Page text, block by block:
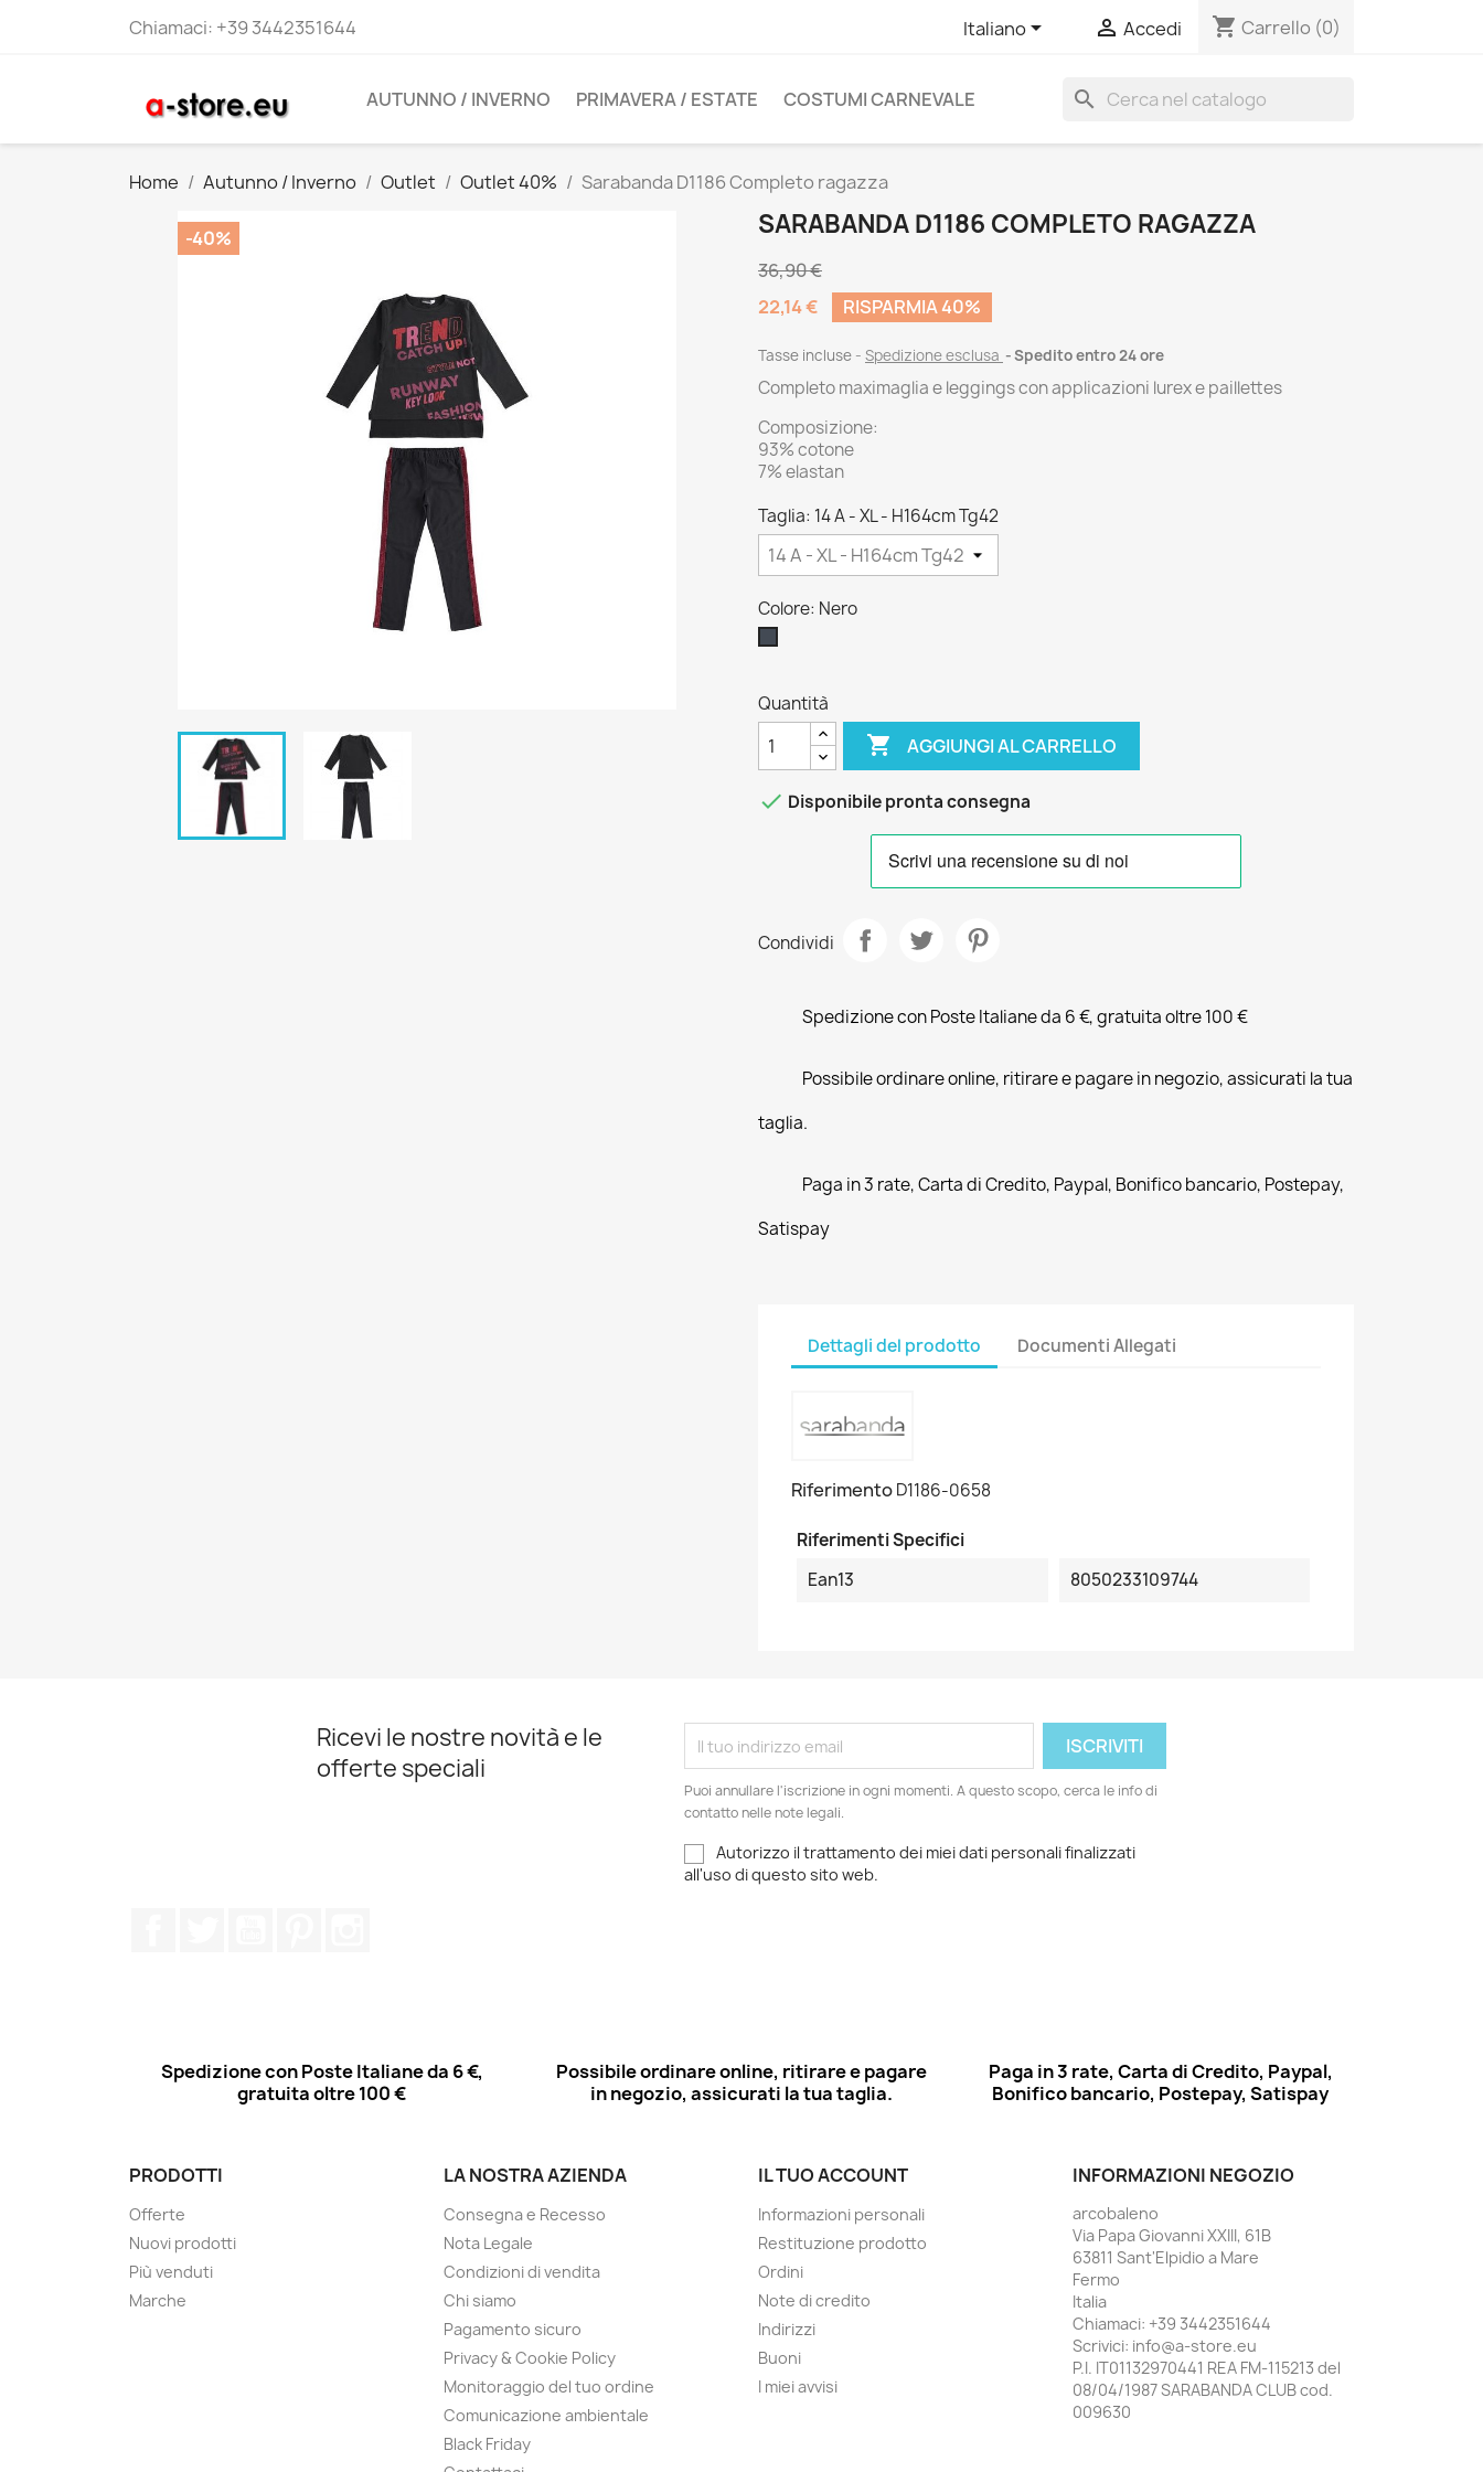
Chiamaci: +39 3442351644 Italiano  Accedi shopping_cart Carrello (0)
AUTUNNO / INVERNO PRIMAVERA / ESTATE COSTUMI CARNEVALE search
Home Autunno / Inverno Outlet Outlet 40% Sarabanda D1186 Completo ragazza
-40% SARABANDA D1186 COMPLETO RAGAZZA
36,90 €
22,14 €
RISPARMIA 40%
Tasse incluse Spedizione esclusa Spedito entro 24 ore
Completo maximaglia e leggings con applicazioni lurex e paillettes
Composizione:
93% cotone
7% elastan
Taglia: 14 A - XL - H164cm Tg42
Colore: Nero
Quantità
 AGGIUNGI AL CARRELLO
 Disponibile pronta consegna
Condividi
Spedizione con Poste Italiane da 6 €, gratuita oltre 100 €
Possibile ordinare online, ritirare e pagare in negozio, assicurati la tua
taglia.
Paga in 3 rate, Carta di Credito, Paypal, Bonifico bancario, Postepay,
Satispay
Dettagli del prodotto Documenti Allegati
RiferimentoD1186-0658
Riferimenti Specifici
Ean13
8050233109744
Ricevi le nostre novità e le
offerte speciali
Puoi annullare l'iscrizione in ogni momenti. A questo scopo, cerca le info di
contatto nelle note legali.
Autorizzo il trattamento dei miei dati personali finalizzati
all'uso di questo sito web.
Spedizione con Poste Italiane da 6 €,
gratuita oltre 100 €
Possibile ordinare online, ritirare e pagare
in negozio, assicurati la tua taglia.
Paga in 3 rate, Carta di Credito, Paypal,
Bonifico bancario, Postepay, Satispay
PRODOTTI
Offerte
Nuovi prodotti
Più venduti
Marche
LA NOSTRA AZIENDA
Consegna e Recesso
Nota Legale
Condizioni di vendita
Chi siamo
Pagamento sicuro
Privacy & Cookie Policy
Monitoraggio del tuo ordine
Comunicazione ambientale
Black Friday
IL TUO ACCOUNT
Informazioni personali
Restituzione prodotto
Ordini
Note di credito
Indirizzi
Buoni
I miei avvisi
INFORMAZIONI NEGOZIO
arcobaleno
Via Papa Giovanni XXIII, 61B
63811 Sant'Elpidio a Mare
Fermo
Italia
Chiamaci: +39 3442351644
Scrivici: info@a-store.eu
P.I. IT01132970441 REA FM-115213 del
08/04/1987 SARABANDA CLUB cod.
009630